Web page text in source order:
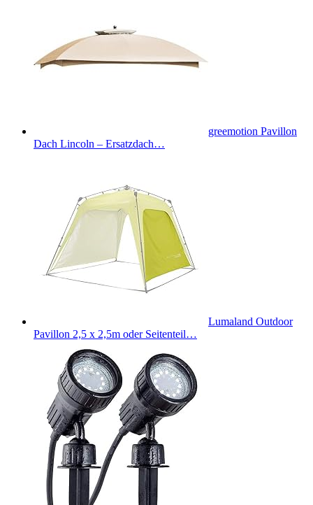
greemotion Pavillon
Dach Lincoln – Ersatzdach…
Lumaland Outdoor
Pavillon 2,5 x 2,5m oder Seitenteil…